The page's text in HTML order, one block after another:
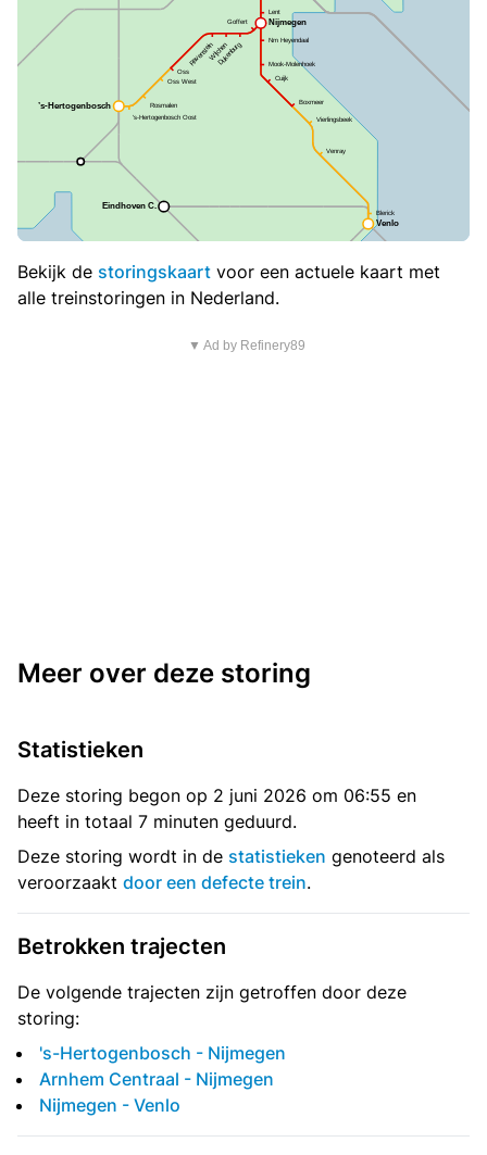
Bekijk de storingskaart voor een actuele kaart met
alle treinstoringen in Nederland.
▼ Ad by Refinery89
Meer over deze storing
Statistieken
Deze storing begon op 2 juni 2026 om 06:55 en
heeft in totaal 7 minuten geduurd.
Deze storing wordt in de statistieken genoteerd als
veroorzaakt door een defecte trein.
Betrokken trajecten
De volgende trajecten zijn getroffen door deze
storing:
's-Hertogenbosch - Nijmegen
Arnhem Centraal - Nijmegen
Nijmegen - Venlo